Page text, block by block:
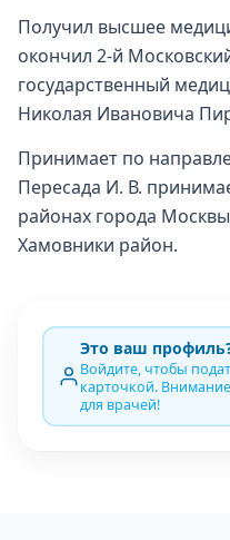
Получил высшее
окончил 2-й
государственный
Николая Ивановича
Принимает по
Пересада И. В.
районах города
Хамовники район.
Это ваш
Войдите, чтобы
карточкой.
для врачей!